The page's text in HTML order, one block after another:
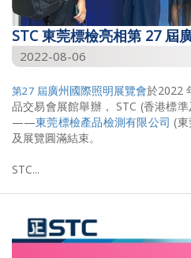
STC 東莞標檢亮相第 27 屆
2022-08-06
第27 屆廣州國際照明展覽會於2022
品交易會展館舉辦， STC (香港標
——東莞標檢產品檢測有限公司 (
及展覽圓滿結束。
STC...